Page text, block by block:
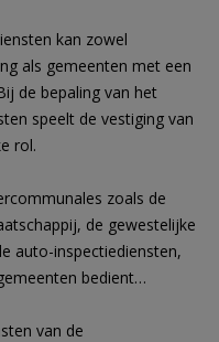
kan zowel
als gemeenten met een
de bepaling van het
speelt de vestiging van
rol.
zoals de
de gewestelijke
auto-inspectiediensten,
bedient…
van de